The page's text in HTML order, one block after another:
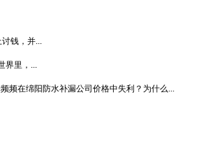
钱，并...
界里，...
频在绵阳防水补漏公司价格中失利？为什么...